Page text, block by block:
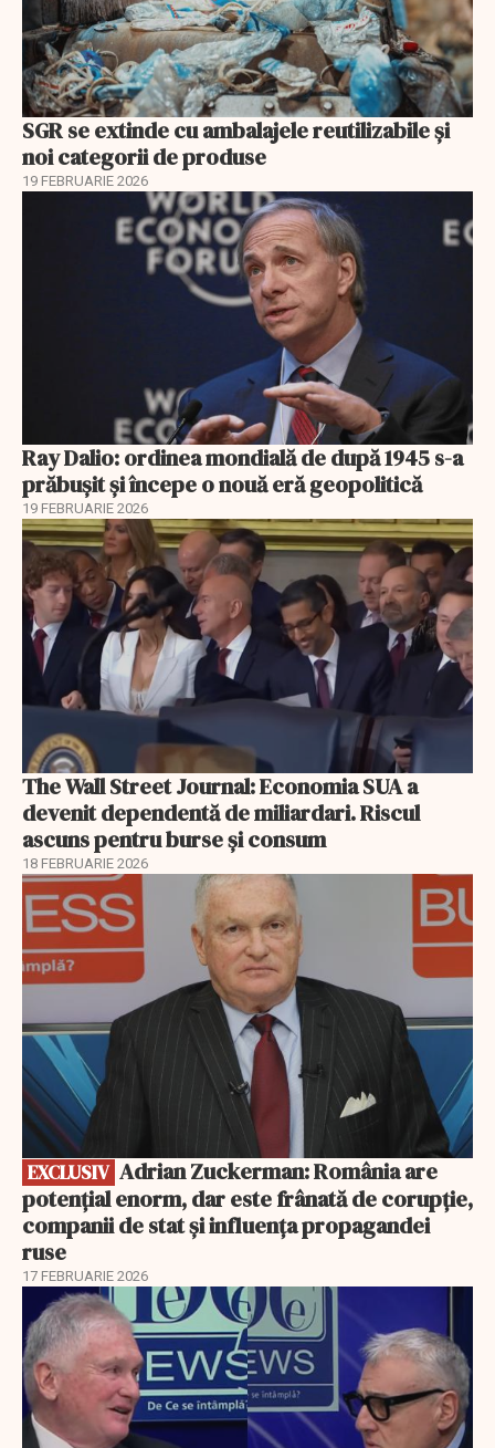
SGR se extinde cu ambalajele reutilizabile și
noi categorii de produse
19 FEBRUARIE 2026
Ray Dalio: ordinea mondială de după 1945 s-a
prăbușit și începe o nouă eră geopolitică
19 FEBRUARIE 2026
The Wall Street Journal: Economia SUA a
devenit dependentă de miliardari. Riscul
ascuns pentru burse și consum
18 FEBRUARIE 2026
EXCLUSIV
EXCLUSIV
potențial enorm, dar este frânată de corupție,
companii de stat și influența propagandei
ruse
17 FEBRUARIE 2026
EXCLUSIV